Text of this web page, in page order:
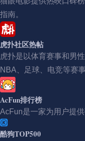
指南。
虎扑社区热帖
虎扑是以体育赛事和男
NBA、足球、电竞等赛
AcFun排行榜
AcFun是一家为用户提
酷狗TOP500